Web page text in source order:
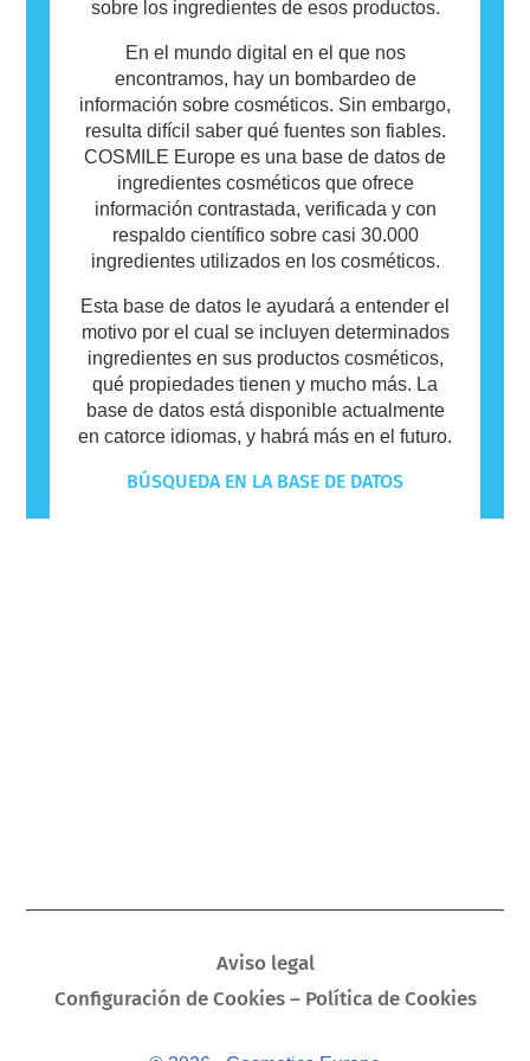
sobre los ingredientes de esos productos.
En el mundo digital en el que nos
encontramos, hay un bombardeo de
información sobre cosméticos. Sin embargo,
resulta difícil saber qué fuentes son fiables.
COSMILE Europe es una base de datos de
ingredientes cosméticos que ofrece
información contrastada, verificada y con
respaldo científico sobre casi 30.000
ingredientes utilizados en los cosméticos.
Esta base de datos le ayudará a entender el
motivo por el cual se incluyen determinados
ingredientes en sus productos cosméticos,
qué propiedades tienen y mucho más. La
base de datos está disponible actualmente
en catorce idiomas, y habrá más en el futuro.
BÚSQUEDA EN LA BASE DE DATOS
Aviso legal
Configuración de Cookies – Política de Cookies